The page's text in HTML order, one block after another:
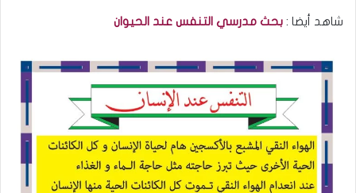
شاهد أيضا : بحث مدرسي التنفس عند الحيوان